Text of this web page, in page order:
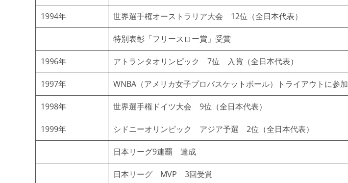
1994年 世界選手権オーストラリア大会 12位（全日本代表）
特別表彰「フリースロー賞」受賞
1996年 アトランタオリンピック 7位 入賞（全日本代表）
1997年 WNBA（アメリカ女子プロバスケットボール）トライアウトに参加
1998年 世界選手権ドイツ大会 9位（全日本代表）
1999年 シドニーオリンピック アジア予選 2位（全日本代表）
日本リーグ9連覇 達成
日本リーグ MVP 3回受賞